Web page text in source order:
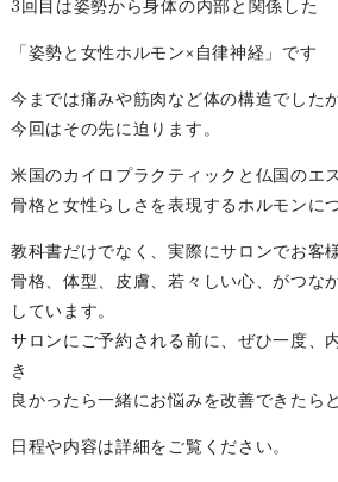
3回目は姿勢から身体の内部と関係した
「姿勢と女性ホルモン×自律神経」です
今までは痛みや筋肉など体の構造でした
今回はその先に迫ります。
米国のカイロプラクティックと仏国のエ
骨格と女性らしさを表現するホルモンに
教科書だけでなく、実際にサロンでお客
骨格、体型、皮膚、若々しい心、がつな
しています。
サロンにご予約される前に、ぜひ一度、
き
良かったら一緒にお悩みを改善できたら
日程や内容は詳細をご覧ください。